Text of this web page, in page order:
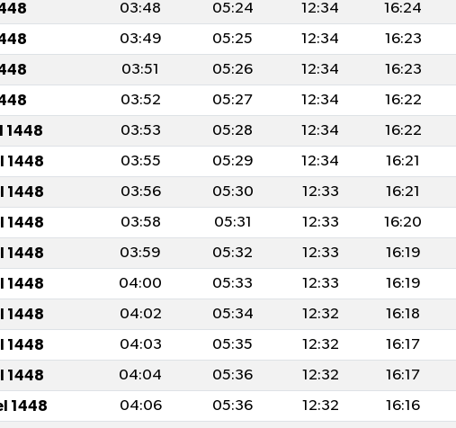
03:48 05:24 12:34 16:24
03:49 05:25 12:34 16:23
03:51 05:26 12:34 16:23
03:52 05:27 12:34 16:22
1448 03:53 05:28 12:34 16:22
1448 03:55 05:29 12:34 16:21
1448 03:56 05:30 12:33 16:21
1448 03:58 05:31 12:33 16:20
1448 03:59 05:32 12:33 16:19
1448 04:00 05:33 12:33 16:19
1448 04:02 05:34 12:32 16:18
1448 04:03 05:35 12:32 16:17
1448 04:04 05:36 12:32 16:17
1448 04:06 05:36 12:32 16:16